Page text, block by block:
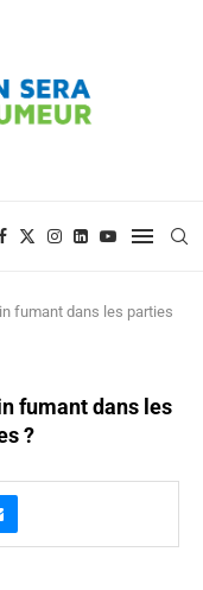
fumant dans les parties
fumant dans les
?